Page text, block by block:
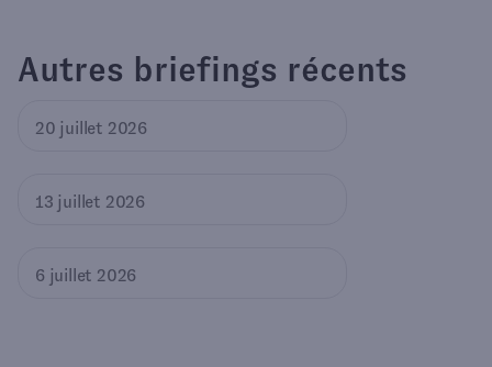
Autres briefings récents
20 juillet 2026
13 juillet 2026
6 juillet 2026